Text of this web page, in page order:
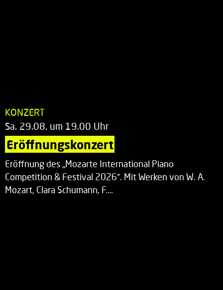
KONZERT
Sa. 29.08. um 19.00 Uhr
Eröffnungskonzert
Eröffnung des „Mozarte International Piano
Competition & Festival 2026“. Mit Werken von W. A.
Mozart, Clara Schumann, F.…